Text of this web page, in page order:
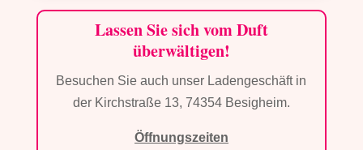
Lassen Sie sich vom Duft
überwältigen!
Besuchen Sie auch unser Ladengeschäft in
der Kirchstraße 13, 74354 Besigheim.
Öffnungszeiten